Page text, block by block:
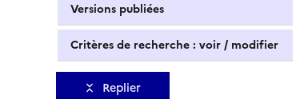
Versions publiées
Critères de recherche : voir / modifier
Replier